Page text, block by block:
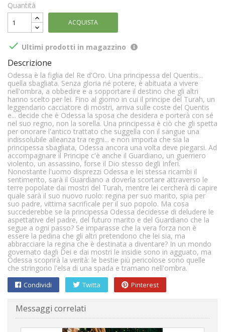
Quantità
ACQUISTA
 Ultimi prodotti in magazzino
Descrizione
Odessa è la figlia del Re d'Oro. Una principessa del Quentis...
quella sbagliata. Senza gloria né potere, è abituata a vivere
nell'ombra, a obbedire e a sopportare il destino che gli altri
hanno scelto per lei. Fino al giorno in cui il principe del Turah, un
leggendario cacciatore di mostri, arriva sulle coste del Quentis
e... decide che è Odessa la sposa che desidera e porterà con sé
nel suo regno, non la sorella. Una principessa è ciò che gli spetta
per onorare l'antico trattato che suggella con il sangue una
indissolubile alleanza tra regni... e non importa che sia la
principessa sbagliata, Odessa ancora una volta deve piegarsi. Ad
accompagnare il Principe c'è anche il Guardiano, un guerriero
violento, un assassino, forse il Dio stesso degli Inferi.
Nonostante l'uomo disprezzi Odessa e lei stessa ricambi il
sentimento, sarà il Guardiano a doverla scortare attraverso le
terre popolate dai mostri del Turah, mentre lei cercherà di capire
quale sarà il suo nuovo ruolo: regina per suo marito, spia per
suo padre, vittima sacrificale per il suo popolo. Ma cosa
succederebbe se la principessa Odessa decidesse di deludere le
aspettative del padre, del futuro marito e del Guardiano che la
segue a ogni passo? Se imparasse che la vera forza non è
essere la pedina che gli altri pretendono che lei sia, ma
abbracciare la regina che è destinata a diventare? In un mondo
governato dagli Dei e dai mostri le insidie sono in agguato, ma
Odessa scoprirà la verità: le bestie più pericolose sono quelle
che stringono l'elsa di una spada e tramano nell'ombra.
Condividi Twitta Pinterest
Messaggi correlati